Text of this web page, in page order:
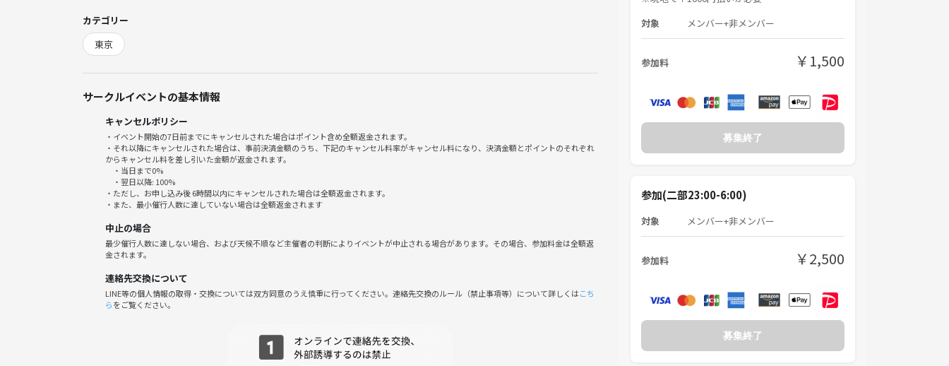
・一部参加者が2部参加する場合＋1500円
私たちのサークルは、ゲームを通じて新しい友達を作りたい方にぴったりのアットホームな雰囲気です。お一人での
が生まれ、笑顔が溢れる空間を一緒に作り上げましょう。
キャンセルポリシー
・当日キャンセルでも100%返金のイベントです。
どうぞお気軽にご参加申し込みください！
⚠️参加チケットについて
・勧誘、営業、告知、引き抜き、しつこいナンパ、暴言など
カテゴリー
東京
サークルイベントの基本情報
キャンセルポリシー
・イベント開始の7日前までにキャンセルされた場合はポイント含め全額返金されます。
・それ以降にキャンセルされた場合は、事前決済金額のうち、下記のキャンセル料率がキャンセル料になり、決済金額とポイントのそれぞれ
からキャンセル料を差し引いた金額が返金されます。
・当日まで0%
・翌日以降: 100%
・ただし、お申し込み後 6時間以内にキャンセルされた場合は全額返金されます。
・また、最小催行人数に達していない場合は全額返金されます
中止の場合
最少催行人数に達しない場合、および天候不順など主催者の判断によりイベントが中止される場合があります。その場合、参加料金は全額返
金されます。
連絡先交換について
LINE等の個人情報の取得・交換については双方同意のうえ慎重に行ってください。連絡先交換のルール（禁止事項等）について詳しくはこち
らをご覧ください。
対象 メンバー+非メンバー
参加料 ￥1,500
募集終了
参加(二部23:00-6:00)
対象 メンバー+非メンバー
参加料 ￥2,500
募集終了